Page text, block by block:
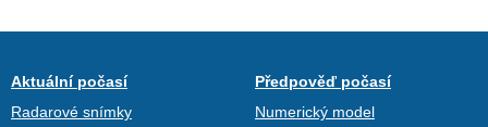
Aktuální počasí
Radarové snímky
Předpověď počasí
Numerický model